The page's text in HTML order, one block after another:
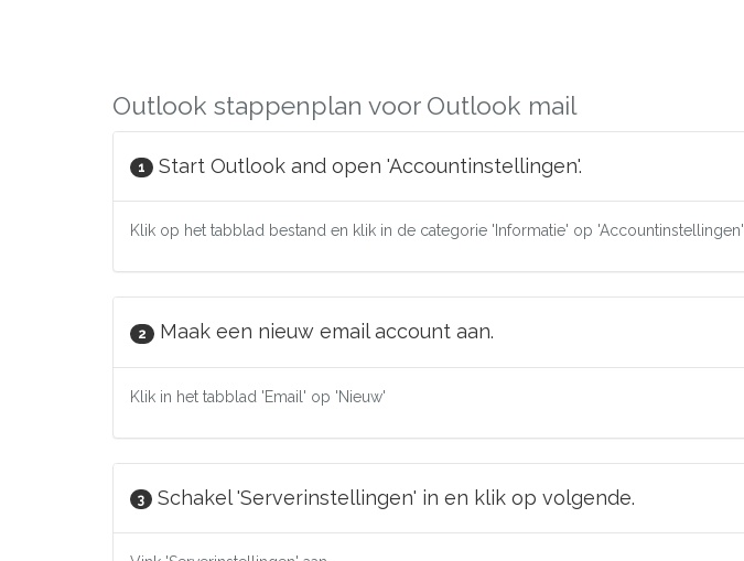
Outlook stappenplan voor Outlook mail
1 Start Outlook and open 'Accountinstellingen'.
Klik op het tabblad bestand en klik in de categorie 'Informatie' op 'Accountinstellingen'
2 Maak een nieuw email account aan.
Klik in het tabblad 'Email' op 'Nieuw'
3 Schakel 'Serverinstellingen' in en klik op volgende.